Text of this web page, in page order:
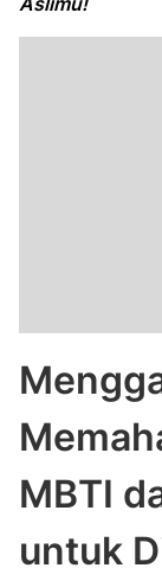
MBTI
untuk